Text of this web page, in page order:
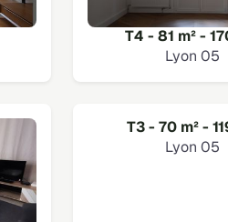
T4 - 81 m² -
Lyon 05
T3 - 70 m² -
Lyon 05